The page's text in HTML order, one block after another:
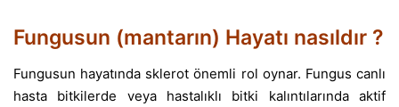
Fungusun (mantarın) Hayatı nasıldır ?
Fungusun hayatında sklerot önemli rol oynar. Fungus canlı
hasta bitkilerde veya hastalıklı bitki kalıntılarında aktif